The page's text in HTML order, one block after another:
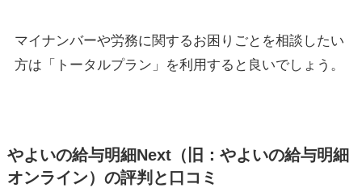
マイナンバーや労務に関するお困りごとを相談したい
方は「トータルプラン」を利用すると良いでしょう。
やよいの給与明細Next（旧：やよいの給与明細
オンライン） の評判と口コミ